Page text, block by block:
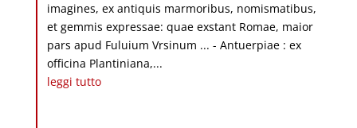
imagines, ex antiquis marmoribus, nomismatibus,
et gemmis expressae: quae exstant Romae, maior
pars apud Fuluium Vrsinum ... - Antuerpiae : ex
officina Plantiniana,...
leggi tutto